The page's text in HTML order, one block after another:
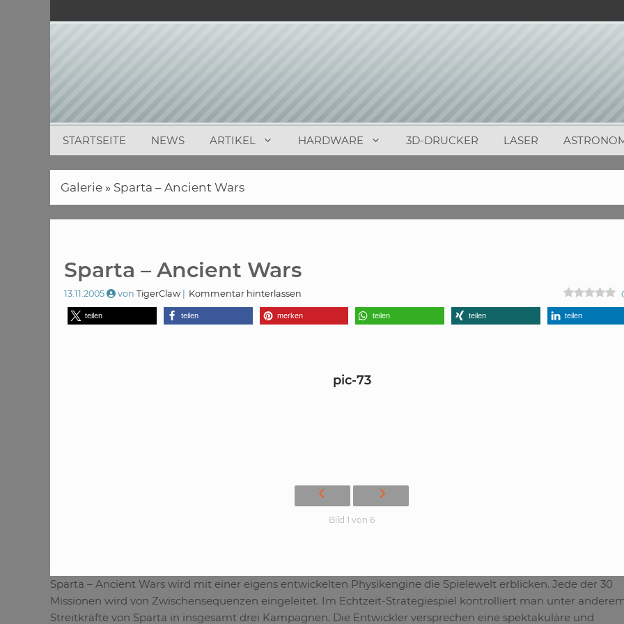
Inhalt
STARTSEITE NEWS ARTIKEL HARDWARE 3D-DRUCKER LASER
Galerie » Sparta – Ancient Wars
Sparta – Ancient Wars
13.11.2005 von TigerClaw Kommentar hinterlassen
teilen teilen merken teilen teilen teilen
pic-73
Bild 1 von 6
Sparta – Ancient Wars wird mit einer eigens entwickelten Physikengine die Spielewelt erblicken. Jede der 30
Missionen wird von Zwischensequenzen eingeleitet. Im Echtzeit-Strategiespiel kontrolliert man unter
Streitkräfte von Sparta in insgesamt drei Kampagnen. Die Entwickler versprechen eine spektakuläre und